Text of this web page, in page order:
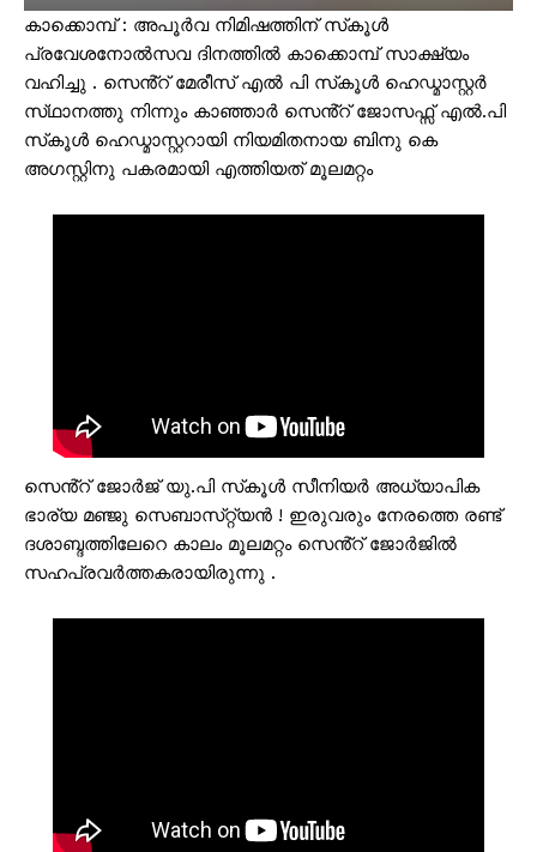
കാക്കൊമ്പ് : അപൂർവ നിമിഷത്തിന് സ്‌കൂൾ
പ്രവേശനോൽസവ ദിനത്തിൽ കാക്കൊമ്പ് സാക്ഷ്യം
വഹിച്ചു . സെൻ്റ് മേരീസ് എൽ പി സ്‌കൂൾ ഹെഡ്മാസ്റ്റർ
സ്‌ഥാനത്തു നിന്നും കാഞ്ഞാർ സെൻ്റ് ജോസഫ്സ് എൽ.പി
സ്‌കൂൾ ഹെഡ്മാസ്റ്ററായി നിയമിതനായ ബിനു കെ
അഗസ്റ്റിനു പകരമായി എത്തിയത് മൂലമറ്റം
സെൻ്റ് ജോർജ് യു.പി സ്‌കൂൾ സീനിയർ അധ്യാപിക
ഭാര്യ മഞ്ജു സെബാസ്‌റ്റ്യൻ ! ഇരുവരും നേരത്തെ രണ്ട്
ദശാബ്ദത്തിലേറെ കാലം മൂലമറ്റം സെൻ്റ് ജോർജിൽ
സഹപ്രവർത്തകരായിരുന്നു .